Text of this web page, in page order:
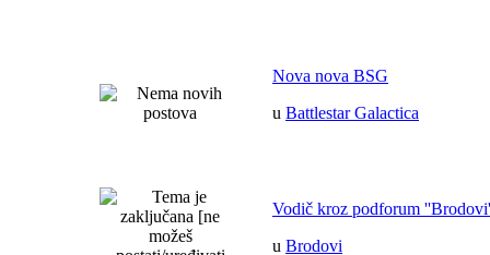
Nova nova BSG
u Battlestar Galactica
Vodič kroz podforum
u Brodovi